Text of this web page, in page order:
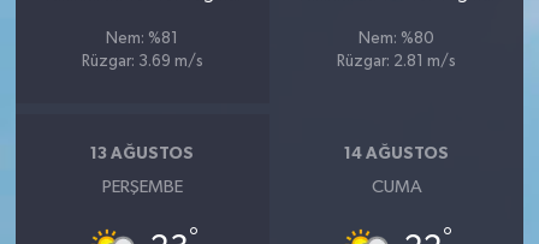
Nem: %81
Rüzgar: 3.69 m/s
Nem: %80
Rüzgar: 2.81 m/s
13 AĞUSTOS
PERŞEMBE
°
14 AĞUSTOS
CUMA
°